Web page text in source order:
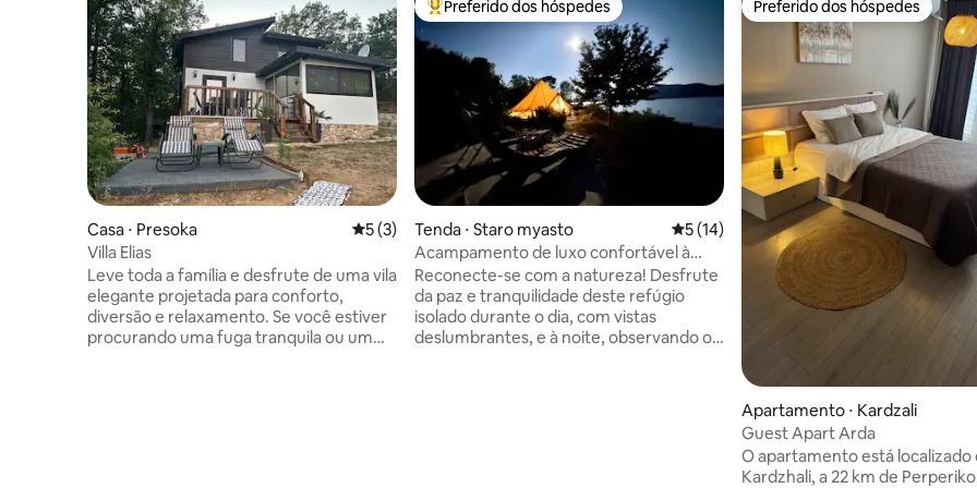
Casa ⋅ Presoka 5 de uma avaliação média de 5, 3 avaliações
5 (3)
Villa Elias
Leve toda a família e desfrute de uma vila
elegante projetada para conforto,
diversão e relaxamento. Se você estiver
procurando uma fuga tranquila ou um
Entre os melhores preferidos dos hóspedes
Preferido dos hóspedes
Tenda ⋅ Staro myasto 5 de uma avaliação média de 5, 14
5 (14)
Acampamento de luxo confortável à
beira do lago com uma vista
deslumbrante!
Reconecte-se com a natureza! Desfrute
da paz e tranquilidade deste refúgio
isolado durante o dia, com vistas
deslumbrantes, e à noite, observando o
Preferido dos hóspedes
Preferido dos hóspedes
Apartamento ⋅ Kardzali
Guest Apart Arda
O apartamento está localizado
Kardzhali, a 22 km de